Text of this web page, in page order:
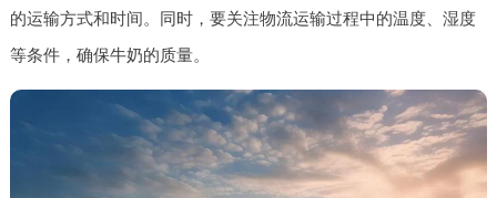
的运输方式和时间。同时，要关注物流运输过程中的温度、湿度
等条件，确保牛奶的质量。